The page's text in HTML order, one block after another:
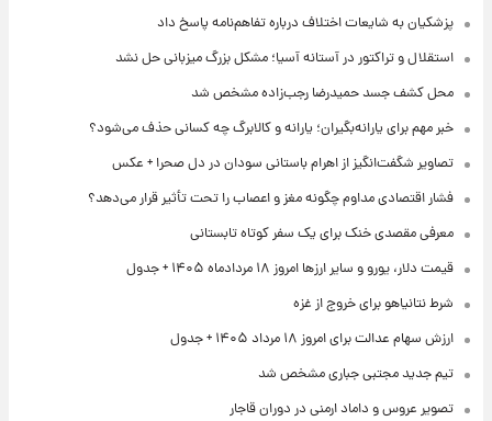
پزشکیان به شایعات اختلاف درباره تفاهم‌نامه پاسخ داد
استقلال و تراکتور در آستانه آسیا؛ مشکل بزرگ میزبانی حل نشد
محل کشف جسد حمیدرضا رجب‌زاده مشخص شد
خبر مهم برای یارانه‌بگیران؛ یارانه و کالابرگ چه کسانی حذف می‌شود؟
تصاویر شگفت‌انگیز از اهرام باستانی سودان در دل صحرا + عکس
فشار اقتصادی مداوم چگونه مغز و اعصاب را تحت تأثیر قرار می‌دهد؟
معرفی مقصدی خنک برای یک سفر کوتاه تابستانی
قیمت دلار، یورو و سایر ارزها امروز ۱۸ مردادماه ۱۴۰۵ + جدول
شرط نتانیاهو برای خروج از غزه
ارزش سهام عدالت برای امروز ۱۸ مرداد ۱۴۰۵ + جدول
تیم جدید مجتبی جباری مشخص شد
تصویر عروس و داماد ارمنی در دوران قاجار